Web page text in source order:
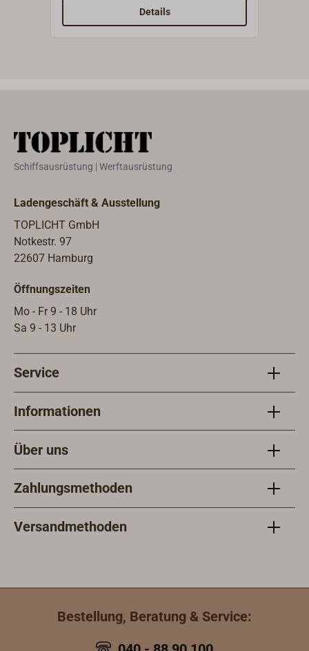
Details
Schiffsausrüstung | Werftausrüstung
Ladengeschäft & Ausstellung
TOPLICHT GmbH
Notkestr. 97
22607 Hamburg
Öffnungszeiten
Mo - Fr 9 - 18 Uhr
Sa 9 - 13 Uhr
Service
Informationen
Über uns
Zahlungsmethoden
Versandmethoden
Bestellung, Beratung & Service: